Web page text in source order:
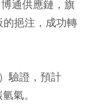
通供應鏈，旗
的挹注，成功轉
驗證，預計
氣。